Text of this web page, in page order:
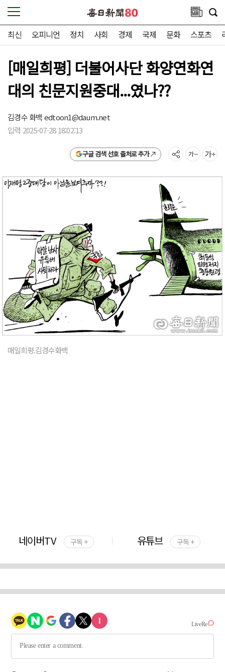
최신 오피니언 정치 사회 경제 국제 문화 스포츠
[매일희평] 더불어사단 화양연화연
대의 친문지원중대...였나??
김경수 화백 edtoon1@daum.net
입력 2025-07-28 18:02:13
구글 검색 선호 출처로 추가
매일희평.김경수화백
네이버TV 구독 + 유튜브 구독 +